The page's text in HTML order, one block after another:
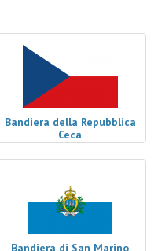
Bandiera della Repubblica
Ceca
Bandiera di San Marino